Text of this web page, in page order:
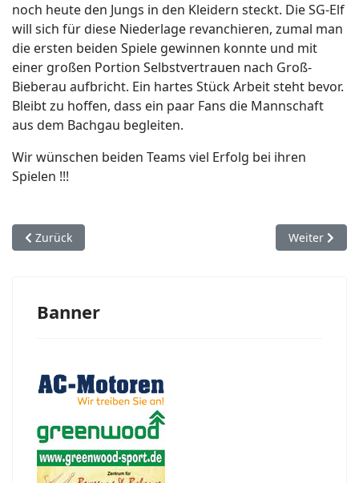
noch heute den Jungs in den Kleidern steckt. Die SG-Elf
will sich für diese Niederlage revanchieren, zumal man
die ersten beiden Spiele gewinnen konnte und mit
einer großen Portion Selbstvertrauen nach Groß-
Bieberau aufbricht. Ein hartes Stück Arbeit steht bevor.
Bleibt zu hoffen, dass ein paar Fans die Mannschaft
aus dem Bachgau begleiten.
Wir wünschen beiden Teams viel Erfolg bei ihren
Spielen !!!
Vorheriger Beitrag: Di. 17.08.2010: SV Groß-Bieberau 1b - SG
Zurück Nächster
Weiter
Banner